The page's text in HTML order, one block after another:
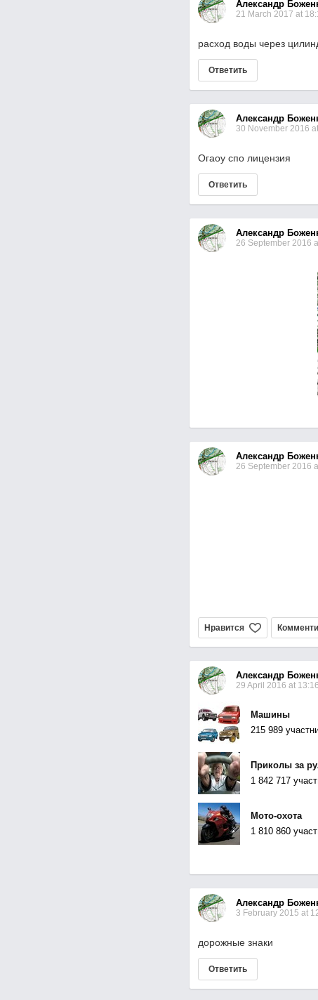
Александр
21 March 2017 at
расход воды через
Ответить
Александр
30 November 2016
Огаоу спо лицензия
Ответить
Александр
26 September 2016
Александр
26 September 2016
Нравится
Александр
29 April 2016 at 13:16
Машины
215 989
Приколы за
1 842 717
Мото-охота
1 810 860
Александр
3 February 2015 at
дорожные знаки
Ответить